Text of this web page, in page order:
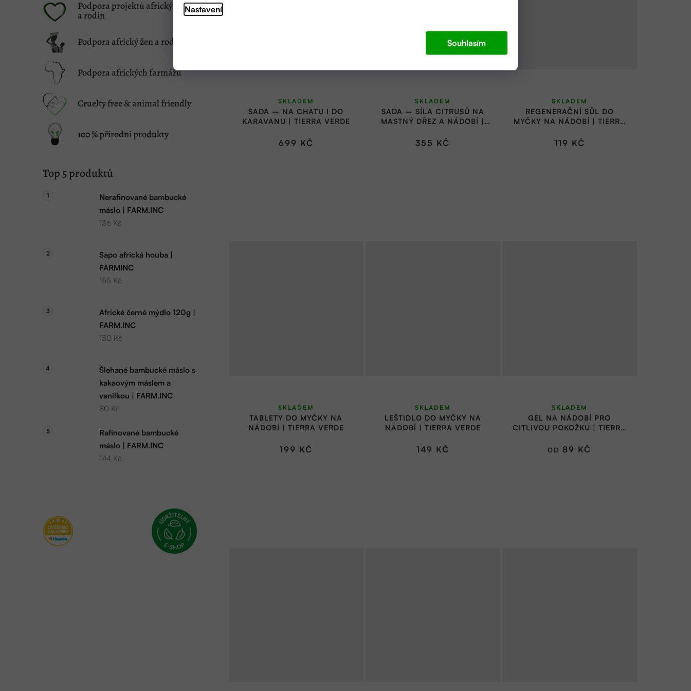
Nastavení
Souhlasím
Podpora projektů afrických žen
a rodin
Podpora africký žen a rodin
Podpora afrických farmářů
Cruelty free & animal friendly
100 % přírodní produkty
Top 5 produktů
Nerafinované bambucké
máslo | FARM.INC
136 Kč
Sapo africká houba |
FARMINC
155 Kč
Africké černé mýdlo 120g |
FARM.INC
130 Kč
Šlehané bambucké máslo s
kakaovým máslem a
vanilkou | FARM.INC
80 Kč
Rafinované bambucké
máslo | FARM.INC
144 Kč
SADA – NA CHATU I DO
KARAVANU | TIERRA VERDE
SKLADEM
699 KČ
SADA – SÍLA CITRUSŮ NA
MASTNÝ DŘEZ A NÁDOBÍ |
SKLADEM
355 KČ
REGENERAČNÍ SŮL DO
MYČKY NA NÁDOBÍ | TIERRA
SKLADEM
119 KČ
TABLETY DO MYČKY NA
NÁDOBÍ | TIERRA VERDE
SKLADEM
199 KČ
LEŠTIDLO DO MYČKY NA
NÁDOBÍ | TIERRA VERDE
SKLADEM
149 KČ
GEL NA NÁDOBÍ PRO
CITLIVOU POKOŽKU | TIERRA
SKLADEM
OD 89 KČ